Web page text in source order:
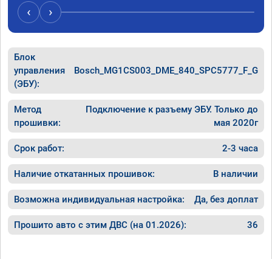
машина ехать бодрее стала, особенно 100-
200. 🤝🤝🤝🤝
‹ ›
Блок
управления
(ЭБУ):
Bosch_MG1CS003_DME_840_SPC5777_F_G
Метод
прошивки:
Подключение к разъему ЭБУ. Только до
мая 2020г
Срок работ: 2-3 часа
Наличие откатанных прошивок: В наличии
Возможна индивидуальная настройка: Да, без доплат
Прошито авто с этим ДВС (на 01.2026): 36